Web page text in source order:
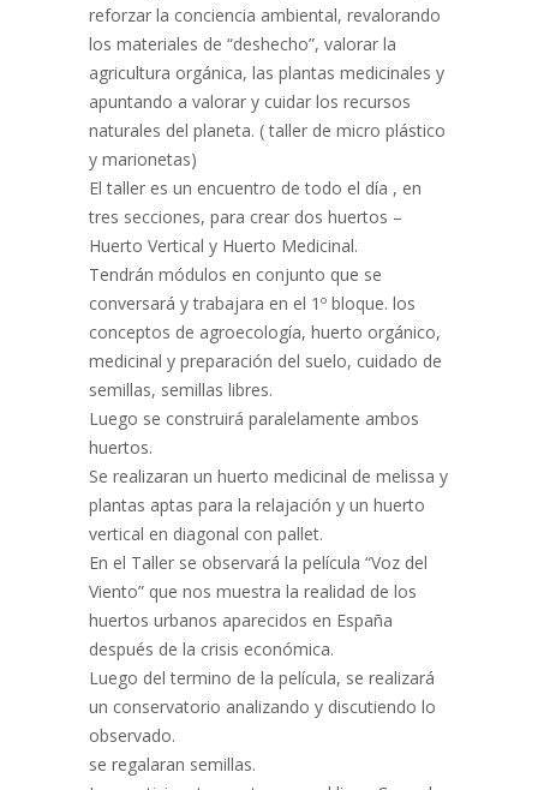
reforzar la conciencia ambiental, revalorando
los materiales de “deshecho”, valorar la
agricultura orgánica, las plantas medicinales y
apuntando a valorar y cuidar los recursos
naturales del planeta. ( taller de micro plástico
y marionetas)
El taller es un encuentro de todo el día , en
tres secciones, para crear dos huertos –
Huerto Vertical y Huerto Medicinal.
Tendrán módulos en conjunto que se
conversará y trabajara en el 1º bloque. los
conceptos de agroecología, huerto orgánico,
medicinal y preparación del suelo, cuidado de
semillas, semillas libres.
Luego se construirá paralelamente ambos
huertos.
Se realizaran un huerto medicinal de melissa y
plantas aptas para la relajación y un huerto
vertical en diagonal con pallet.
En el Taller se observará la película “Voz del
Viento” que nos muestra la realidad de los
huertos urbanos aparecidos en España
después de la crisis económica.
Luego del termino de la película, se realizará
un conservatorio analizando y discutiendo lo
observado.
se regalaran semillas.